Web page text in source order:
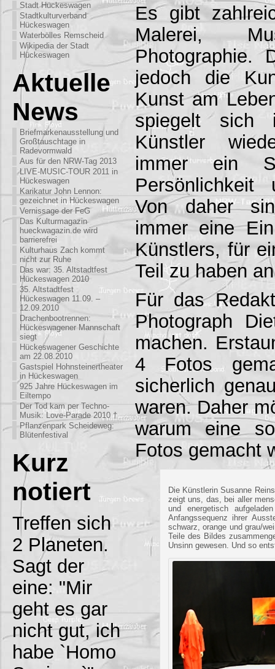
Stadt Hückeswagen
Stadtkulturverband
Hückeswagen
Waterbölles Remscheid
Wikipedia der Stadt
Hückeswagen
Aktuelle
News
Briefmarkenausstellung und
Großtauschtage in
Radevormwald
Aus für den NRW-Tag 2013
LIVE-MUSIC-TOUR 2011 in
Hückeswagen
Karikatur John Lennon:
gezeichnet in Hückeswagen
Vernissage der FeG
Das Kulturmagazin
hueckwagazin.de wird
barrierefrei
Kulturhaus Zach kommt
nicht zur Ruhe
Das war: 35. Altstadtfest
Hückeswagen 2010
35. Altstadtfest
Hückeswagen 11.09. –
12.09.2010
Drachenbootrennen:
Hückeswagener Mannschaft
siegt
Hückeswagener Geschichte
am 22.08.2010
Gastspiel Hohnsteinertheater
in Hückeswagen
925 Jahre Hückeswagen im
Eiltempo
Der Tod kam per Techno-
Musik: Love-Parade 2010 †
Pflanzenpark Scheideweg:
Blütenfestival
Kurz
notiert
Treffen sich
2 Planeten.
Sagt der
eine: "Mir
geht es gar
nicht gut, ich
habe `Homo
Es gibt
Malerei,
Photographie.
jedoch die
Kunst am
spiegelt sich
Künstler
immer ein
Persönlichkeit
Von daher
immer eine
Künstlers, für
Teil zu haben
Für das
Photograph
machen.
4 Fotos
sicherlich
waren. Daher
warum eine
Fotos gemacht
Die Künstlerin Susanne
zeigt uns, das, bei aller
und energetisch
Anfangssequenz ihrer
schwarz, orange und grau/
Teile des Bildes
Unsinn gewesen. Und so